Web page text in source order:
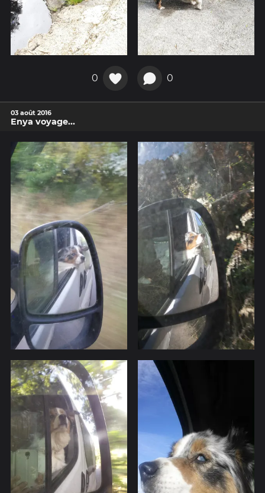
0 0
03 août 2016
Enya voyage...